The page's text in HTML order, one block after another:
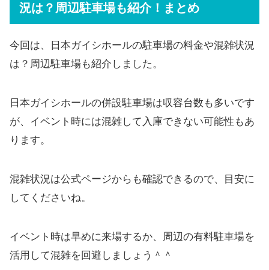
況は？周辺駐車場も紹介！まとめ
今回は、日本ガイシホールの駐車場の料金や混雑状況
は？周辺駐車場も紹介しました。
日本ガイシホールの併設駐車場は収容台数も多いです
が、イベント時には混雑して入庫できない可能性もあ
ります。
混雑状況は公式ページからも確認できるので、目安に
してくださいね。
イベント時は早めに来場するか、周辺の有料駐車場を
活用して混雑を回避しましょう＾＾